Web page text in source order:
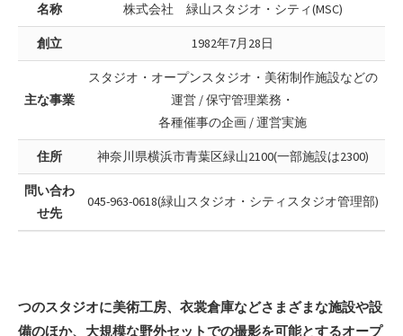
名称 株式会社 緑山スタジオ・シティ(MSC)
創立 1982年7月28日
主な事業
スタジオ・オープンスタジオ・美術制作施設などの
運営 / 保守管理業務・
各種催事の企画 / 運営実施
住所 神奈川県横浜市青葉区緑山2100(一部施設は2300)
問い合わ
せ先
045-963-0618(緑山スタジオ・シティスタジオ管理部)
つのスタジオに美術工房、衣裳倉庫などさまざまな施設や設
備のほか、大規模な野外セットでの撮影を可能とするオープ